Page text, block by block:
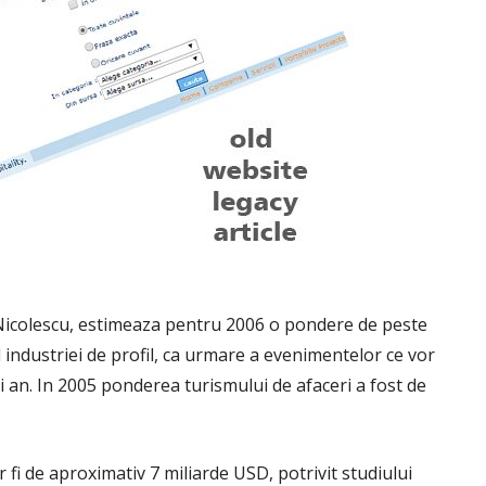
estimeaza pentru 2006 o pondere de peste
de profil, ca urmare a evenimentelor ce vor
In 2005 ponderea turismului de afaceri a fost de
de aproximativ 7 miliarde USD, potrivit studiului